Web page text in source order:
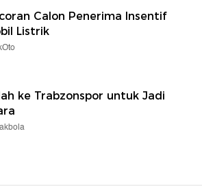
Calon Penerima Insentif
Listrik
ke Trabzonspor untuk Jadi